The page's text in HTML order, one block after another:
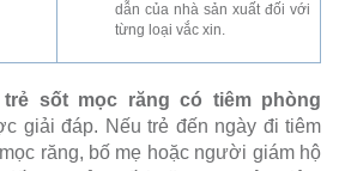
dẫn của nhà sản xuất đối với
từng loại vắc xin.
trẻ sốt mọc răng có tiêm phòng
giải đáp. Nếu trẻ đến ngày đi tiêm
răng, bố mẹ hoặc người giám hộ